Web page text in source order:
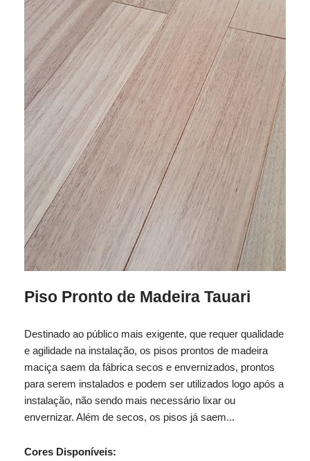
Piso Pronto de Madeira Tauari
Destinado ao público mais exigente, que requer qualidade
e agilidade na instalação, os pisos prontos de madeira
maciça saem da fábrica secos e envernizados, prontos
para serem instalados e podem ser utilizados logo após a
instalação, não sendo mais necessário lixar ou
envernizar. Além de secos, os pisos já saem...
Cores Disponíveis: